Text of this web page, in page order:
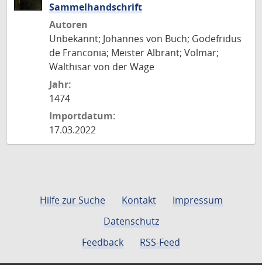
Sammelhandschrift
Autoren
Unbekannt; Johannes von Buch; Godefridus
de Franconia; Meister Albrant; Volmar;
Walthisar von der Wage
Jahr:
1474
Importdatum:
17.03.2022
Hilfe zur Suche Kontakt
Impressum
Datenschutz
Feedback
RSS-Feed